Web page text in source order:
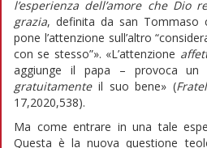
l’esperienza dell’amore che Dio
grazia, definita da san Tommaso
pone l’attenzione sull’altro
con se stesso”». «L’attenzione
aggiunge il papa – provoca un
gratuitamenteil suo bene» (
17,2020,538).
Ma come entrare in una tale
Questa è la nuova questione